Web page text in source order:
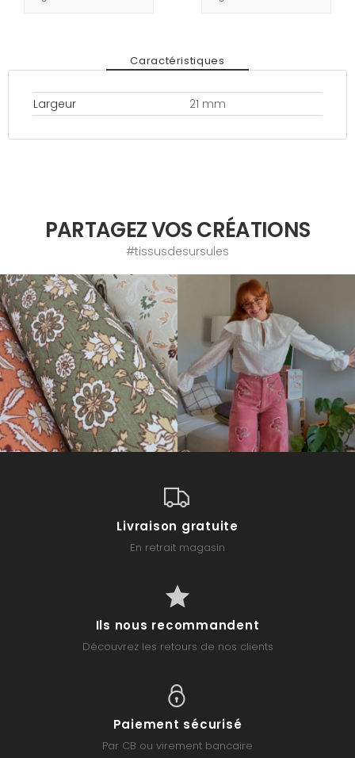
Caractéristiques
Largeur 21 mm
PARTAGEZ VOS CRÉATIONS
#tissusdesursules
Livraison gratuite
En retrait magasin
Ils nous recommandent
Découvrez les retours de nos clients
Paiement sécurisé
Par CB ou virement bancaire